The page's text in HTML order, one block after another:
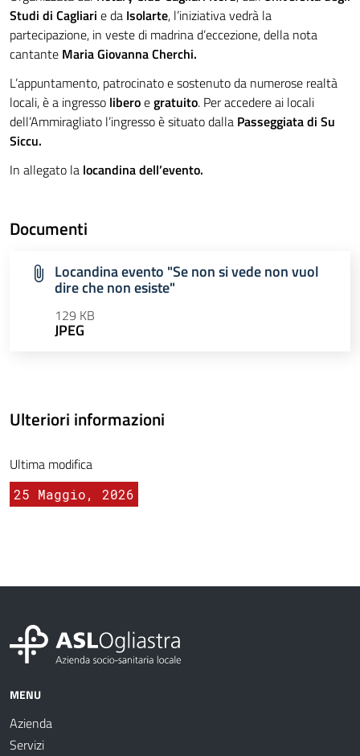
Studi di Cagliari e da Isolarte, l’iniziativa vedrà la
partecipazione, in veste di madrina d’eccezione, della nota
cantante Maria Giovanna Cherchi.
L’appuntamento, patrocinato e sostenuto da numerose realtà
locali, è a ingresso liberoegratuito. Per accedere ai locali
dell’Ammiragliato l’ingresso è situato dalla Passeggiata di Su
Siccu.
In allegato la locandina dell’evento.
Documenti
Locandina evento "Se non si vede non vuol
dire che non esiste"
129 KB
JPEG
Ulteriori informazioni
Ultima modifica
25 Maggio, 2026
MENU
Azienda
Servizi